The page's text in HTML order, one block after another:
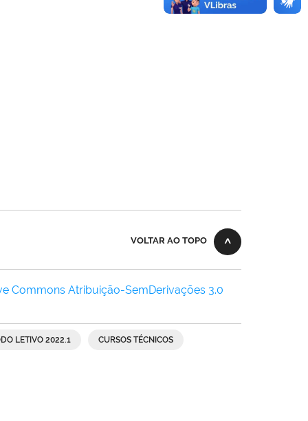
VOLTAR AO TOPO
Commons Atribuição-SemDerivações 3.0
LETIVO 2022.1 CURSOS TÉCNICOS